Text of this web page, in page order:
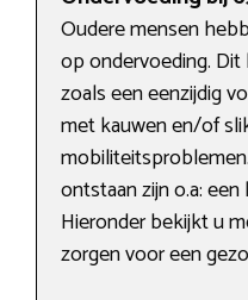
Oudere mensen
op ondervoeding.
zoals een eenzijdig
met kauwen en/of
ontstaan zijn o.a: een
Hieronder bekijkt u
zorgen voor een